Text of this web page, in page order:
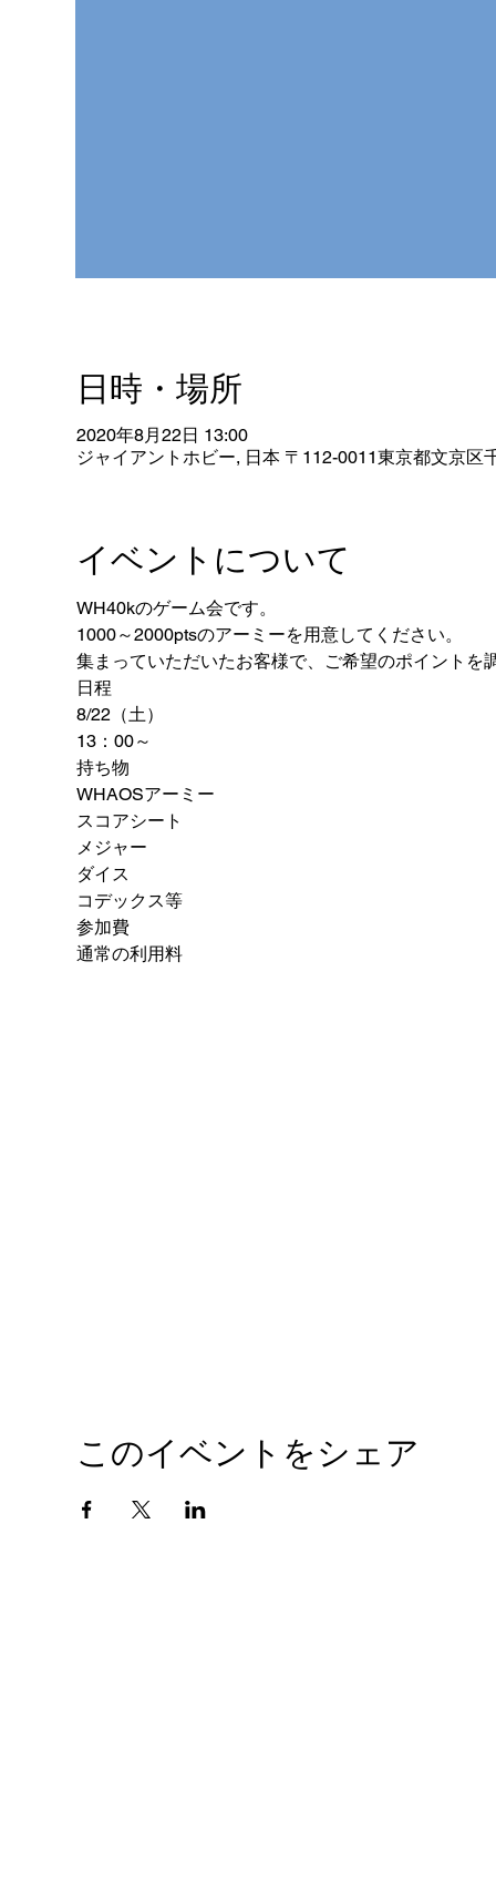
日時・場所
2020年8月22日 13:00
ジャイアントホビー, 日本 〒112-0011東京都文京区
イベントについて
WH40kのゲーム会です。
1000～2000ptsのアーミーを用意してください。
集まっていただいたお客様で、ご希望のポイントを
日程
8/22（土）
13：00～
持ち物
WHAOSアーミー
スコアシート
メジャー
ダイス
コデックス等
参加費
通常の利用料
このイベントをシェア